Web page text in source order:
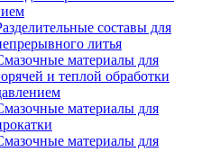
составы для
литья
материалы для
и теплой обработки
материалы для
материалы для